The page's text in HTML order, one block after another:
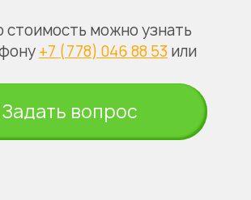
стоимость можно узнать
+7 (778) 046 88 53 или
Задать вопрос